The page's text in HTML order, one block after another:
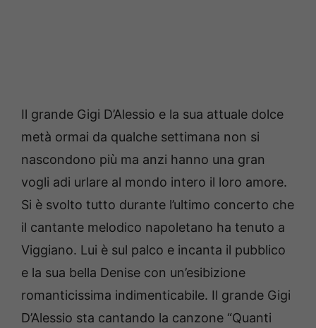
Il grande Gigi D’Alessio e la sua attuale dolce
metà ormai da qualche settimana non si
nascondono più ma anzi hanno una gran
vogli adi urlare al mondo intero il loro amore.
Si è svolto tutto durante l’ultimo concerto che
il cantante melodico napoletano ha tenuto a
Viggiano. Lui è sul palco e incanta il pubblico
e la sua bella Denise con un’esibizione
romanticissima indimenticabile. Il grande Gigi
D’Alessio sta cantando la canzone “Quanti